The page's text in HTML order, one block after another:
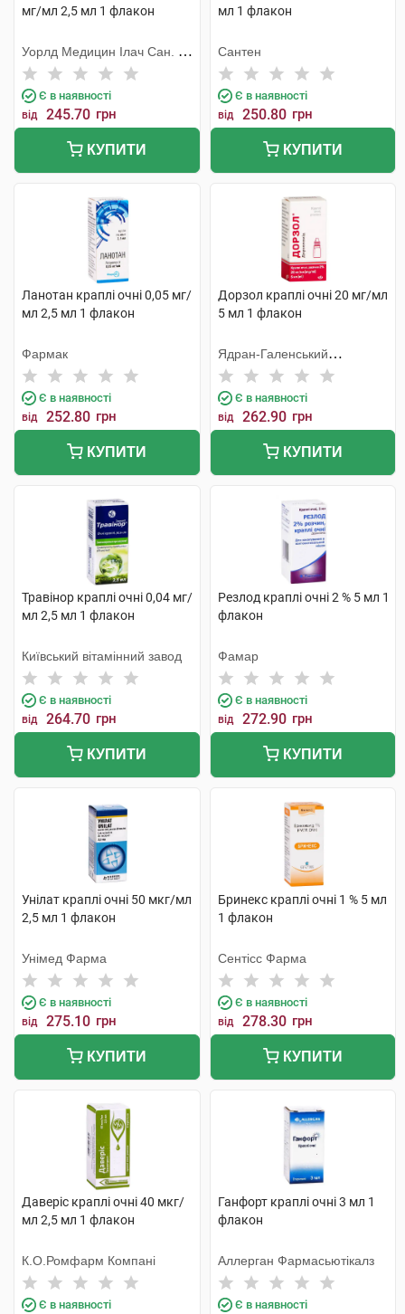
мг/мл 2,5 мл 1 флакон
Уорлд Медицин Ілач Сан. Ве
Тідж
Є в наявності
від 245.70 грн
КУПИТИ
мл 1 флакон
Сантен
Є в наявності
від 250.80 грн
КУПИТИ
Ланотан краплі очні 0,05 мг/
мл 2,5 мл 1 флакон
Фармак
Є в наявності
від 252.80 грн
КУПИТИ
Дорзол краплі очні 20 мг/мл
5 мл 1 флакон
Ядран-Галенський
Лабораторій
Є в наявності
від 262.90 грн
КУПИТИ
Травінор краплі очні 0,04 мг/
мл 2,5 мл 1 флакон
Київський вітамінний завод
Є в наявності
від 264.70 грн
КУПИТИ
Резлод краплі очні 2 % 5 мл 1
флакон
Фамар
Є в наявності
від 272.90 грн
КУПИТИ
Унілат краплі очні 50 мкг/мл
2,5 мл 1 флакон
Унімед Фарма
Є в наявності
від 275.10 грн
КУПИТИ
Бринекс краплі очні 1 % 5 мл
1 флакон
Сентісс Фарма
Є в наявності
від 278.30 грн
КУПИТИ
Даверіс краплі очні 40 мкг/
мл 2,5 мл 1 флакон
К.О.Ромфарм Компані
Є в наявності
Ганфорт краплі очні 3 мл 1
флакон
Аллерган Фармасьютікалз
Є в наявності